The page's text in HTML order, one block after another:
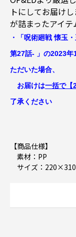
トにしてお届け
が詰まったアイテ
・「呪術廻戦 懐玉
第27話- 」の2023年
ただいた場合、
お届けは一括で【
了承ください
【商品仕様】
素材：PP
サイズ：